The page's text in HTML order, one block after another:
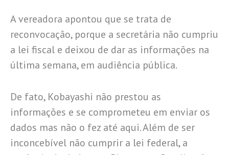
A vereadora apontou que se trata de
reconvocação, porque a secretária não cumpriu
a lei fiscal e deixou de dar as informações na
última semana, em audiência pública.
De fato, Kobayashi não prestou as
informações e se comprometeu em enviar os
dados mas não o fez até aqui. Além de ser
inconcebível não cumprir a lei federal, a